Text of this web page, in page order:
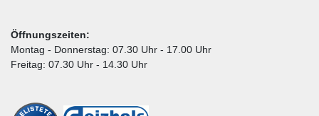
Öffnungszeiten:
Montag - Donnerstag: 07.30 Uhr - 17.00 Uhr
Freitag: 07.30 Uhr - 14.30 Uhr